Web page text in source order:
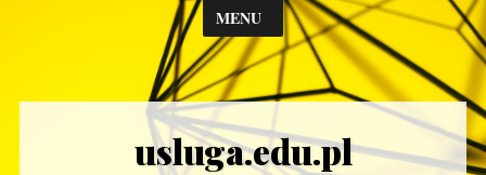
MENU
usluga.edu.pl